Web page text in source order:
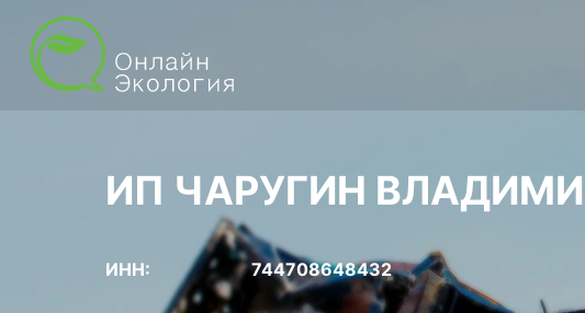
ИП ЧАРУГИН
ИНН: 744708648432